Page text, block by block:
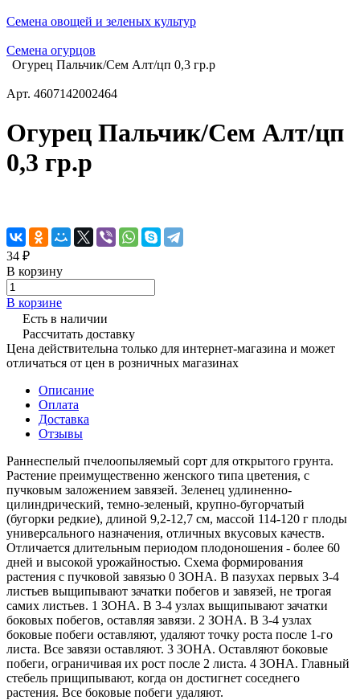
Семена овощей и зеленых культур
Семена огурцов
Огурец Пальчик/Сем Алт/цп 0,3 гр.р
Арт. 4607142002464
Огурец Пальчик/Сем Алт/цп
0,3 гр.р
34 ₽
В корзину
В корзине
Есть в наличии
Рассчитать доставку
Цена действительна только для интернет-магазина и может
отличаться от цен в розничных магазинах
Описание
Оплата
Доставка
Отзывы
Раннеспелый пчелоопыляемый сорт для открытого грунта.
Растение преимущественно женского типа цветения, с
пучковым заложением завязей. Зеленец удлиненно-
цилиндрический, темно-зеленый, крупно-бугорчатый
(бугорки редкие), длиной 9,2-12,7 см, массой 114-120 г плоды
универсального назначения, отличных вкусовых качеств.
Отличается длительным периодом плодоношения - более 60
дней и высокой урожайностью. Схема формирования
растения с пучковой завязью 0 ЗОНА. В пазухах первых 3-4
листьев выщипывают зачатки побегов и завязей, не трогая
самих листьев. 1 ЗОНА. В 3-4 узлах выщипывают зачатки
боковых побегов, оставляя завязи. 2 ЗОНА. В 3-4 узлах
боковые побеги оставляют, удаляют точку роста после 1-го
листа. Все завязи оставляют. 3 ЗОНА. Оставляют боковые
побеги, ограничивая их рост после 2 листа. 4 ЗОНА. Главный
стебель прищипывают, когда он достигнет соседнего
растения. Все боковые побеги удаляют.